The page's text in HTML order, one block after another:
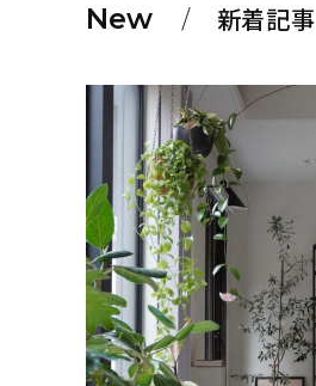
New 新着記事